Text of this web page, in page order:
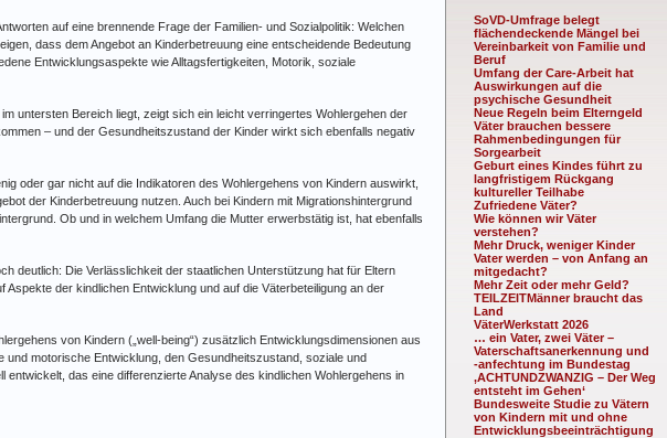
SoVD-Umfrage belegt
flächendeckende Mängel bei
Vereinbarkeit von Familie und
Beruf
Umfang der Care-Arbeit hat
Auswirkungen auf die
psychische Gesundheit
Neue Regeln beim Elterngeld
Väter brauchen bessere
Rahmenbedingungen für
Sorgearbeit
Geburt eines Kindes führt zu
langfristigem Rückgang
kultureller Teilhabe
Zufriedene Väter?
Wie können wir Väter
verstehen?
Mehr Druck, weniger Kinder
Vater werden – von Anfang an
mitgedacht?
Mehr Zeit oder mehr Geld?
TEILZEITMänner braucht das
Land
VäterWerkstatt 2026
… ein Vater, zwei Väter –
Vaterschaftsanerkennung und
-anfechtung im Bundestag
‚ACHTUNDZWANZIG – Der Weg
entsteht im Gehen‘
Bundesweite Studie zu Vätern
von Kindern mit und ohne
Entwicklungsbeeinträchtigung
auf eine brennende Frage der Familien- und Sozialpolitik: Welchen
dass dem Angebot an Kinderbetreuung eine entscheidende Bedeutung
Entwicklungsaspekte wie Alltagsfertigkeiten, Motorik, soziale
untersten Bereich liegt, zeigt sich ein leicht verringertes Wohlergehen der
– und der Gesundheitszustand der Kinder wirkt sich ebenfalls negativ
oder gar nicht auf die Indikatoren des Wohlergehens von Kindern auswirkt,
der Kinderbetreuung nutzen. Auch bei Kindern mit Migrationshintergrund
Ob und in welchem Umfang die Mutter erwerbstätig ist, hat ebenfalls
deutlich: Die Verlässlichkeit der staatlichen Unterstützung hat für Eltern
der kindlichen Entwicklung und auf die Väterbeteiligung an der
von Kindern („well-being“) zusätzlich Entwicklungsdimensionen aus
motorische Entwicklung, den Gesundheitszustand, soziale und
das eine differenzierte Analyse des kindlichen Wohlergehens in